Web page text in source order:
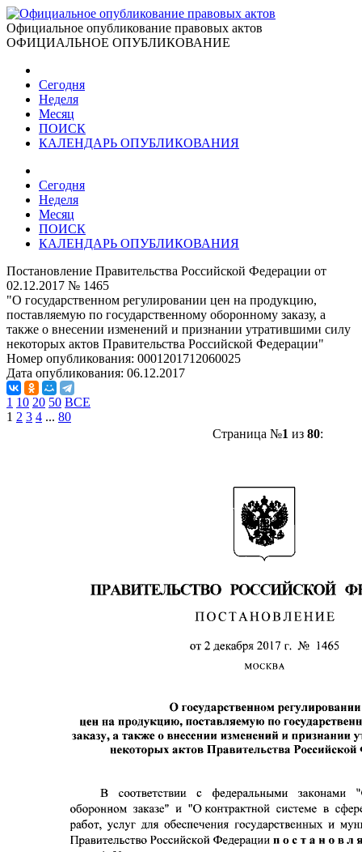
Официальное опубликование правовых актов
ОФИЦИАЛЬНОЕ ОПУБЛИКОВАНИЕ
Сегодня
Неделя
Месяц
ПОИСК
КАЛЕНДАРЬ ОПУБЛИКОВАНИЯ
Сегодня
Неделя
Месяц
ПОИСК
КАЛЕНДАРЬ ОПУБЛИКОВАНИЯ
Постановление Правительства Российской Федерации от
02.12.2017 № 1465
"О государственном регулировании цен на продукцию,
поставляемую по государственному оборонному заказу, а
также о внесении изменений и признании утратившими силу
некоторых актов Правительства Российской Федерации"
Номер опубликования: 0001201712060025
Дата опубликования: 06.12.2017
1 10 20 50 ВСЕ
1 2 3 4 ... 80
Страница №1 из 80: